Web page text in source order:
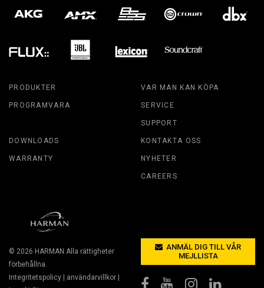
PRODUKTER
PROGRAMVARA
VAR MAN KAN KÖPA
SERVICE
SUPPORT
DOWNLOADS
WARRANTY
KONTAKTA OSS
NYHETER
CAREERS
© 2026 HARMAN Alla rättigheter
förbehållna.
Integritetspolicy | användarvillkor |
ANMÄL DIG TILL VÅR
MEJLLISTA